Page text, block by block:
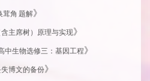
茸角 题解》
主席树）原理与实现》
中生物选修三：基因工程》
博文的备份》